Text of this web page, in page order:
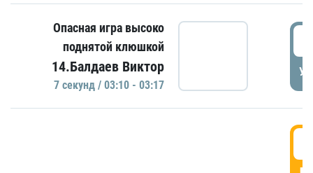
Опасная игра высоко
поднятой клюшкой
14.Балдаев Виктор
7 секунд / 03:10 - 03:17